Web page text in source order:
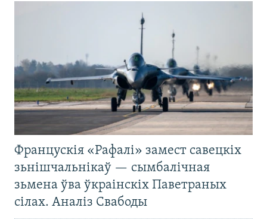
Францускія «Рафалі» замест савецкіх
зьнішчальнікаў — сымбалічная
зьмена ўва ўкраінскіх Паветраных
сілах. Аналіз Свабоды